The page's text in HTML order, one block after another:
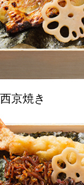
京焼き